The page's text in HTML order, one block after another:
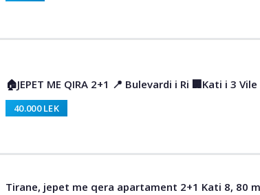
40.000 LEK
Tirane, jepet me qera apartament 2+1 Kati 8, 80